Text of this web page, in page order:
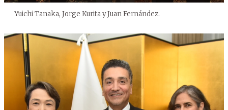
Yuichi Tanaka, Jorge Kurita y Juan Fernández.